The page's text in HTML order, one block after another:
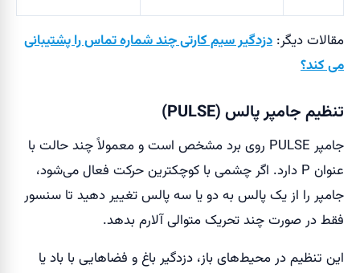
مقالات دیگر: دزدگیر سیم کارتی چند شماره تماس را پشتیبانی
می کند؟
تنظیم جامپر پالس (PULSE)
جامپر PULSE روی برد مشخص است و معمولاً چند حالت با
عنوان P دارد. اگر چشمی با کوچکترین حرکت فعال می‌شود،
جامپر را از یک پالس به دو یا سه پالس تغییر دهید تا سنسور
فقط در صورت چند تحریک متوالی آلارم بدهد.
این تنظیم در محیط‌های باز، دزدگیر باغ و فضاهایی با باد یا